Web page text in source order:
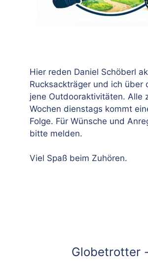
Hier reden Daniel Schöberl
Rucksackträger und ich über
jene Outdooraktivitäten. Alle
Wochen dienstags kommt
Folge. Für Wünsche und
bitte melden.
Viel Spaß beim Zuhören.
Globetrotter